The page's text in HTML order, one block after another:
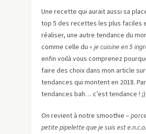
Une recette qui aurait aussi sa
top 5 des recettes les plus faciles
réaliser, une autre tendance du
comme celle du « je cuisine en 5
enfin voilà vous comprenez
faire des choix dans mon article
tendances qui montent en 2018.
tendances bah… c’est tendance ! ;)
On revient à notre smoothie –
petite pipelette que je suis est